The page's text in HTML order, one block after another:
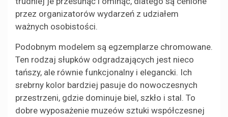
przez organizatorów wydarzeń z udziałem
ważnych osobistości.
Podobnym modelem są egzemplarze chromowane.
Ten rodzaj słupków odgradzających jest nieco
tańszy, ale równie funkcjonalny i elegancki. Ich
srebrny kolor bardziej pasuje do nowoczesnych
przestrzeni, gdzie dominuje biel, szkło i stal. To
dobre wyposażenie muzeów sztuki współczesnej